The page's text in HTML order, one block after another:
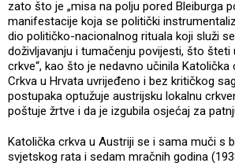
zato što je „misa na polju pored Bleiburga
manifestacije koja se politički
dio političko-nacionalnog rituala koji služi
doživljavanju i tumačenju povijesti, što šteti
crkve“, kao što je nedavno učinila Katolička
Crkva u Hrvata uvrijeđeno i bez kritičkog
postupaka optužuje austrijsku lokalnu
poštuje žrtve i da je izgubila osjećaj za
Katolička crkva u Austriji se i sama muči s
svjetskog rata i sedam mračnih godina